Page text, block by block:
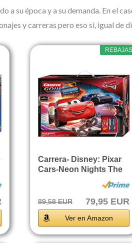
a su época y a su demanda. En el
y carreras pero eso si, igual de
REBAJAS
Carrera- Disney: Pixar
Cars-Neon Nights The
89,58 EUR 79,95 EUR
Ver en Amazon